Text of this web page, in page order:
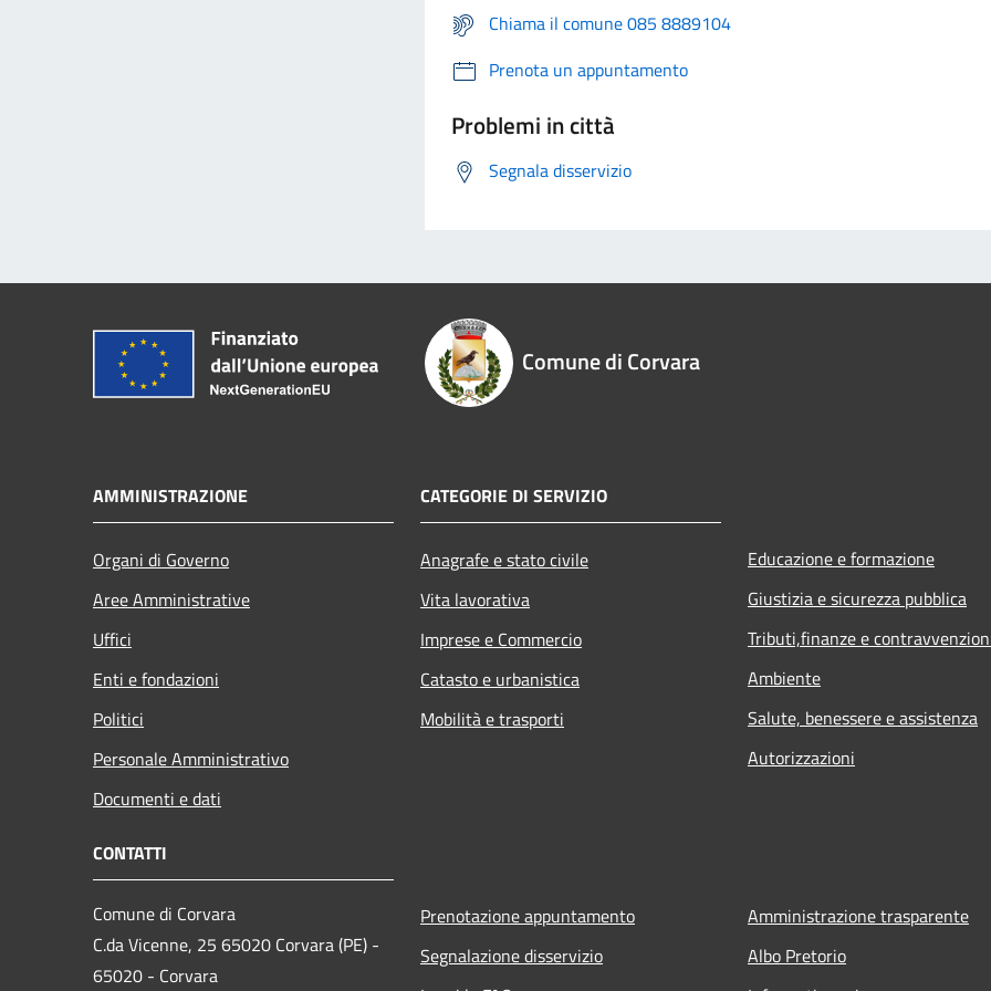
Chiama il comune 085 8889104
Prenota un appuntamento
Problemi in città
Segnala disservizio
Comune di Corvara
AMMINISTRAZIONE
Organi di Governo
Aree Amministrative
Uffici
Enti e fondazioni
Politici
Personale Amministrativo
Documenti e dati
CATEGORIE DI SERVIZIO
Anagrafe e stato civile
Vita lavorativa
Imprese e Commercio
Catasto e urbanistica
Mobilità e trasporti
Educazione e formazione
Giustizia e sicurezza pubblica
Tributi,finanze e
Ambiente
Salute, benessere e assistenza
Autorizzazioni
CONTATTI
Comune di Corvara
C.da Vicenne, 25 65020 Corvara (PE) -
65020 - Corvara
Prenotazione appuntamento
Segnalazione disservizio
Amministrazione trasparente
Albo Pretorio